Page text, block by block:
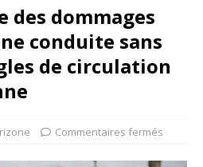
des dommages
conduite sans
de circulation
Commentaires fermés